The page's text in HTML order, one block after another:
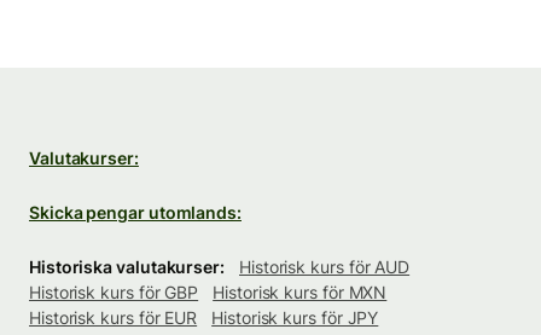
Valutakurser:
Skicka pengar utomlands:
Historiska valutakurser:
Historisk kurs för AUD
Historisk kurs för GBP
Historisk kurs för MXN
Historisk kurs för EUR
Historisk kurs för JPY